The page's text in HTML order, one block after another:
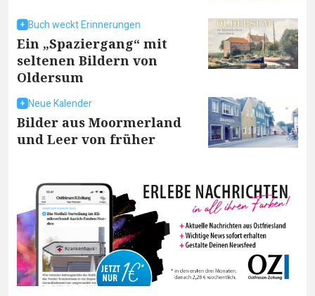
Buch weckt Erinnerungen
Ein „Spaziergang“ mit
seltenen Bildern von
Oldersum
Neue Kalender
Bilder aus Moormerland
und Leer von früher